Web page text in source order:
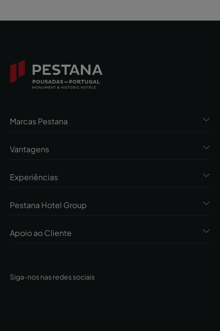
Siga-nos nas redes sociais
Marcas Pestana
Vantagens
Experiências
Pestana Hotel Group
Apoio ao Cliente